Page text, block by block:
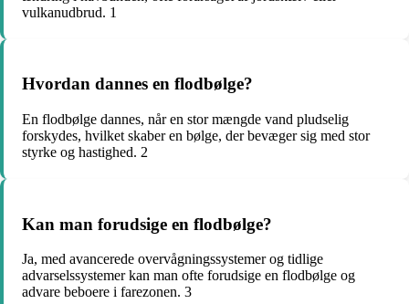
vulkanudbrud. 1
Hvordan dannes en flodbølge?
En flodbølge dannes, når en stor mængde vand pludselig
forskydes, hvilket skaber en bølge, der bevæger sig med stor
styrke og hastighed. 2
Kan man forudsige en flodbølge?
Ja, med avancerede overvågningssystemer og tidlige
advarselssystemer kan man ofte forudsige en flodbølge og
advare beboere i farezonen. 3